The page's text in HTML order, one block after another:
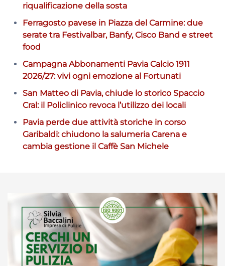
riqualificazione della sosta
Ferragosto pavese in Piazza del Carmine: due
serate tra Festivalbar, Banfy, Cisco Band e street
food
Campagna Abbonamenti Pavia Calcio 1911
2026/27: vivi ogni emozione al Fortunati
San Matteo di Pavia, chiude lo storico Spaccio
Cral: il Policlinico revoca l’utilizzo dei locali
Pavia perde due attività storiche in corso
Garibaldi: chiudono la salumeria Carena e
cambia gestione il Caffè San Michele